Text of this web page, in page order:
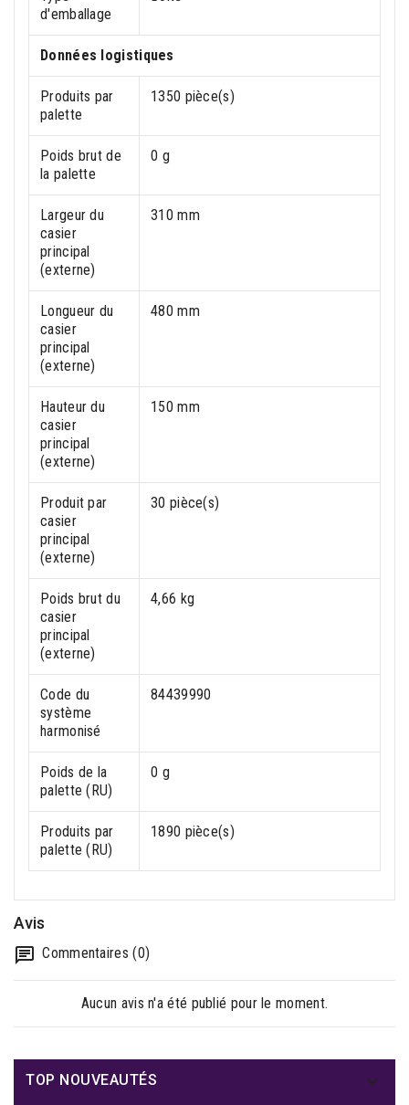
d'emballage
Données logistiques
Produits par
palette
1350 pièce(s)
Poids brut de
la palette
0 g
Largeur du
casier
principal
(externe)
310 mm
Longueur du
casier
principal
(externe)
480 mm
Hauteur du
casier
principal
(externe)
150 mm
Produit par
casier
principal
(externe)
30 pièce(s)
Poids brut du
casier
principal
(externe)
4,66 kg
Code du
système
harmonisé
84439990
Poids de la
palette (RU)
0 g
Produits par
palette (RU)
1890 pièce(s)
Avis
Commentaires (0)
Aucun avis n'a été publié pour le moment.
TOP NOUVEAUTÉS 